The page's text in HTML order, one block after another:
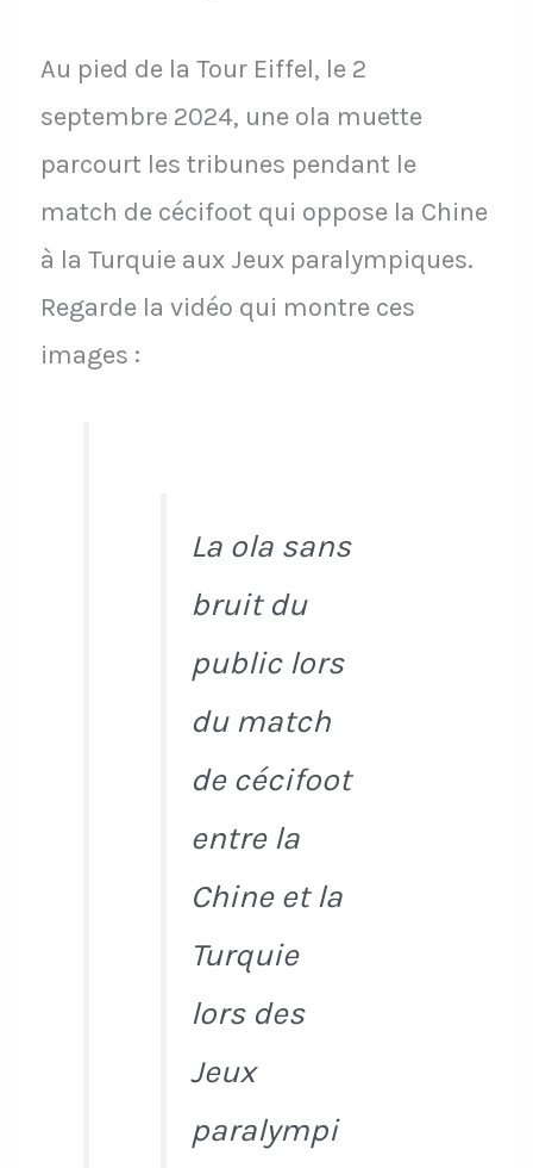
Au pied de la Tour Eiffel, le 2
septembre 2024, une ola muette
parcourt les tribunes pendant le
match de cécifoot qui oppose la Chine
à la Turquie aux Jeux paralympiques.
Regarde la vidéo qui montre ces
images :
La ola sans
bruit du
public lors
du match
de cécifoot
entre la
Chine et la
Turquie
lors des
Jeux
paralympi